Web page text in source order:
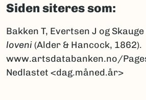
Siden siteres som:
Bakken T, Evertsen J og
loveni(Alder & Hancock, 1862).
www.artsdatabanken.no/
Nedlastet <dag.måned.år>